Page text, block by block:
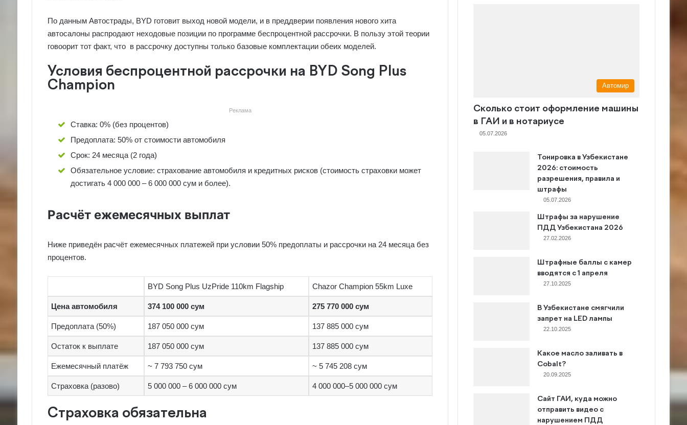
По данным Автострады, BYD готовит выход новой модели, и в преддверии появления нового хита
автосалоны распродают неходовые позиции по программе беспроцентной рассрочки. В пользу этой теории
говоорит тот факт, что в рассрочку доступны только базовые комплектации обеих моделей.
Условия беспроцентной рассрочки на BYD Song Plus
Champion
Реклама
Ставка: 0% (без процентов)
Предоплата: 50% от стоимости автомобиля
Срок: 24 месяца (2 года)
Обязательное условие: страхование автомобиля и кредитных рисков (стоимость страховки может
достигать 4 000 000 – 6 000 000 сум и более).
Расчёт ежемесячных выплат
Ниже приведён расчёт ежемесячных платежей при условии 50% предоплаты и рассрочки на 24 месяца без
процентов.
BYD Song Plus UzPride 110km Flagship Chazor Champion 55km Luxe
Цена автомобиля 374 100 000 сум 275 770 000 сум
Предоплата (50%) 187 050 000 сум 137 885 000 сум
Остаток к выплате 187 050 000 сум 137 885 000 сум
Ежемесячный платёж ~ 7 793 750 сум ~ 5 745 208 сум
Страховка (разово) 5 000 000 – 6 000 000 сум 4 000 000–5 000 000 сум
Страховка обязательна
Автомир
Сколько стоит оформление машины
в ГАИ и в нотариусе
05.07.2026
Тонировка в Узбекистане
2026: стоимость
разрешения, правила и
штрафы
05.07.2026
Штрафы за нарушение
ПДД Узбекистана 2026
27.02.2026
Штрафные баллы с камер
вводятся с 1 апреля
27.10.2025
В Узбекистане смягчили
запрет на LED лампы
22.10.2025
Какое масло заливать в
Cobalt?
20.09.2025
Сайт ГАИ, куда можно
отправить видео с
нарушением ПДД